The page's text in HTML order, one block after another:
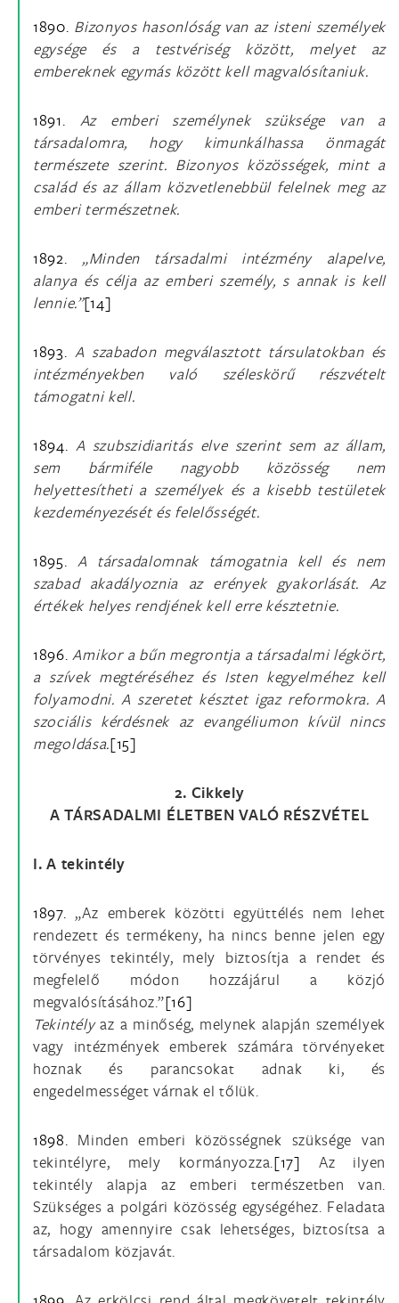
1890. Bizonyos hasonlóság van az isteni személyek
egysége és a testvériség között, melyet az
embereknek egymás között kell magvalósítaniuk.
1891.
Az emberi személynek szüksége van a
társadalomra, hogy kimunkálhassa önmagát
természete szerint. Bizonyos közösségek, mint a
család és az állam közvetlenebbül felelnek meg az
emberi természetnek.
1892.
„Minden társadalmi intézmény alapelve,
alanya és célja az emberi személy, s annak is kell
lennie.”[14]
1893. A szabadon megválasztott társulatokban és
intézményekben való széleskörű részvételt
támogatni kell.
1894. A szubszidiaritás elve szerint sem az állam,
sem bármiféle nagyobb közösség nem
helyettesítheti a személyek és a kisebb testületek
kezdeményezését és felelősségét.
1895. A társadalomnak támogatnia kell és nem
szabad akadályoznia az erények gyakorlását. Az
értékek helyes rendjének kell erre késztetnie.
1896. Amikor a bűn megrontja a társadalmi légkört,
a szívek megtéréséhez és Isten kegyelméhez kell
folyamodni. A szeretet késztet igaz reformokra. A
szociális kérdésnek az evangéliumon kívül nincs
megoldása.[15]
2. Cikkely
A TÁRSADALMI ÉLETBEN VALÓ RÉSZVÉTEL
I. A tekintély
1897. „Az emberek közötti együttélés nem lehet
rendezett és termékeny, ha nincs benne jelen egy
törvényes tekintély, mely biztosítja a rendet és
megfelelő módon hozzájárul a közjó
megvalósításához.”[16]
Tekintélyaz a minőség, melynek alapján személyek
vagy intézmények emberek számára törvényeket
hoznak és parancsokat adnak ki, és
engedelmességet várnak el tőlük.
1898. Minden emberi közösségnek szüksége van
tekintélyre, mely kormányozza.[17] Az ilyen
tekintély alapja az emberi természetben van.
Szükséges a polgári közösség egységéhez. Feladata
az, hogy amennyire csak lehetséges, biztosítsa a
társadalom közjavát.